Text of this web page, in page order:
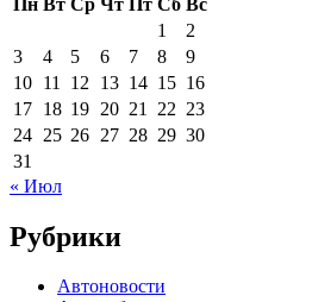
1
2
3
4 5 6 7 8
9
10 11 12 13 14 15 16
17 18 19 20 21 22 23
24 25 26 27 28 29 30
31
« Июл
Рубрики
Автоновости